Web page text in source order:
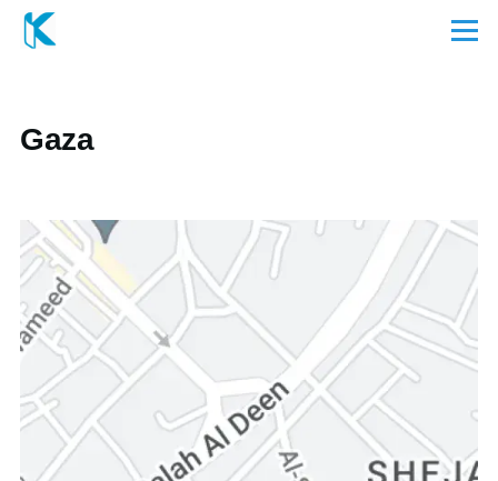
Direkt zum Inhalt
Menü
Gaza